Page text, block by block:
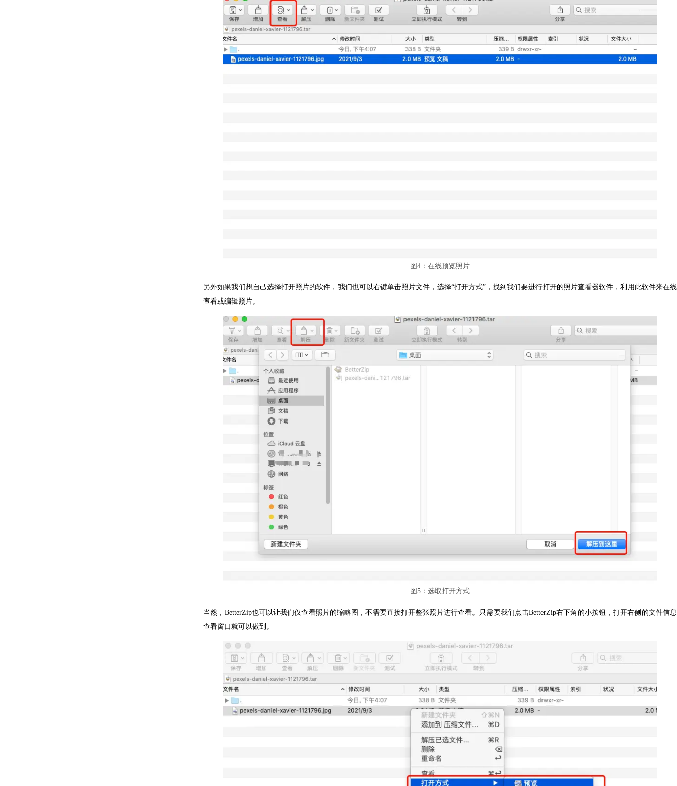
图4：在线预览照片
另外如果我们想自己选择打开照片的软件，我们也可以右键单击照片文件，选择“打开方式”，找到我们要进行打开的照片查看器软件，利用此软件来在线
查看或编辑照片。
图5：选取打开方式
当然，BetterZip也可以让我们仅查看照片的缩略图，不需要直接打开整张照片进行查看。只需要我们点击BetterZip右下角的小按钮，打开右侧的文件信息
查看窗口就可以做到。